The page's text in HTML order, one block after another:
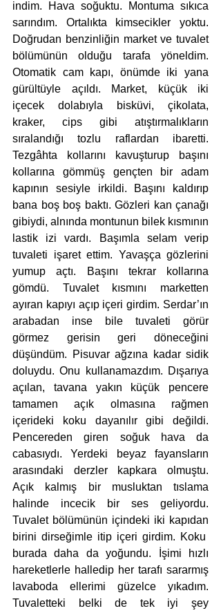
indim. Hava soğuktu. Montuma sıkıca
sarındım. Ortalıkta kimsecikler yoktu.
Doğrudan benzinliğin market ve tuvalet
bölümünün olduğu tarafa yöneldim.
Otomatik cam kapı, önümde iki yana
gürültüyle açıldı. Market, küçük iki
içecek dolabıyla bisküvi, çikolata,
kraker, cips gibi atıştırmalıkların
sıralandığı tozlu raflardan ibaretti.
Tezgâhta kollarını kavuşturup başını
kollarına gömmüş gençten bir adam
kapının sesiyle irkildi. Başını kaldırıp
bana boş boş baktı. Gözleri kan çanağı
gibiydi, alnında montunun bilek kısmının
lastik izi vardı. Başımla selam verip
tuvaleti işaret ettim. Yavaşça gözlerini
yumup açtı. Başını tekrar kollarına
gömdü. Tuvalet kısmını marketten
ayıran kapıyı açıp içeri girdim. Serdar’ın
arabadan inse bile tuvaleti görür
görmez gerisin geri döneceğini
düşündüm. Pisuvar ağzına kadar sidik
doluydu. Onu kullanamazdım. Dışarıya
açılan, tavana yakın küçük pencere
tamamen açık olmasına rağmen
içerideki koku dayanılır gibi değildi.
Pencereden giren soğuk hava da
cabasıydı. Yerdeki beyaz fayansların
arasındaki derzler kapkara olmuştu.
Açık kalmış bir musluktan tıslama
halinde incecik bir ses geliyordu.
Tuvalet bölümünün içindeki iki kapıdan
birini dirseğimle itip içeri girdim. Koku
burada daha da yoğundu. İşimi hızlı
hareketlerle halledip her tarafı sararmış
lavaboda ellerimi güzelce yıkadım.
Tuvaletteki belki de tek iyi şey